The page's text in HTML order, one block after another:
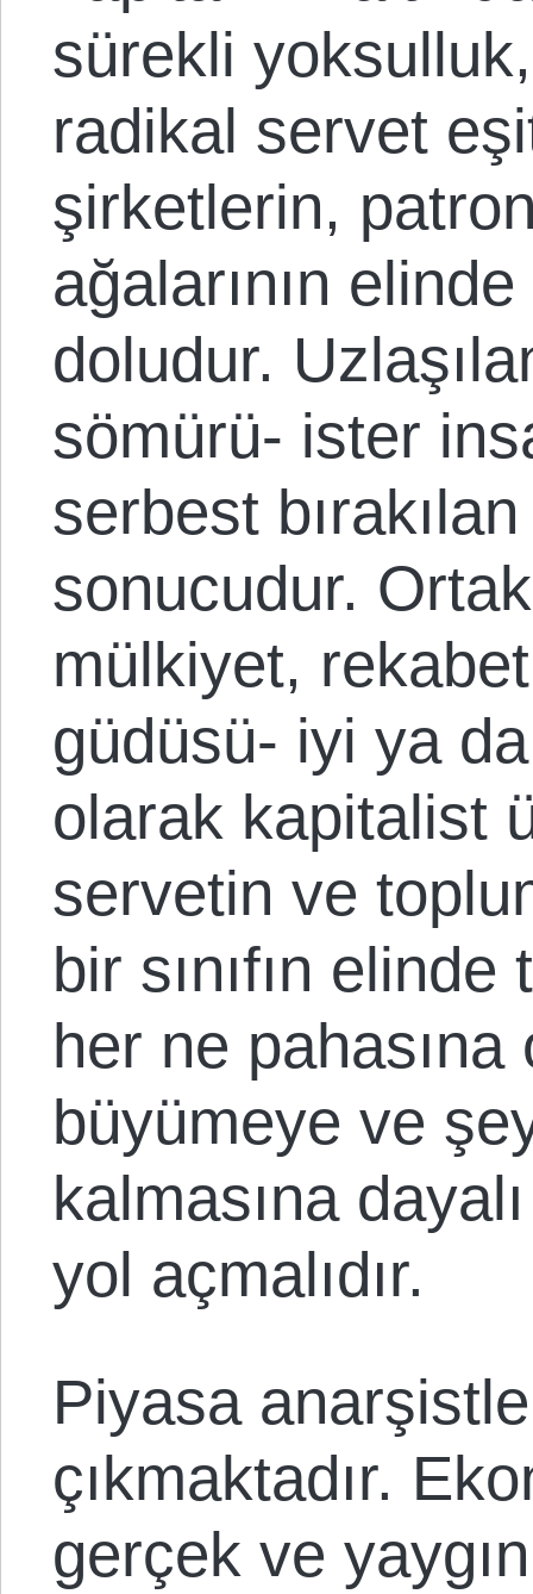
sürekli
radikal servet
şirketlerin,
ağalarının
doludur.
sömürü- ister
serbest
sonucudur.
mülkiyet,
güdüsü- iyi ya
olarak kapitalist
servetin ve
bir sınıfın
her ne
büyümeye ve
kalmasına
yol açmalıdır.
Piyasa
çıkmaktadır.
gerçek ve